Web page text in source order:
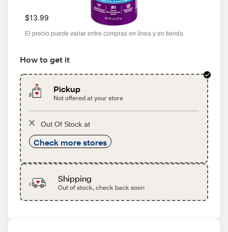
$13.99
El precio puede variar entre compras en línea y en tienda
How to get it
Pickup
Not offered at your store
Out Of Stock at
Check more stores
Shipping
Out of stock, check back soon